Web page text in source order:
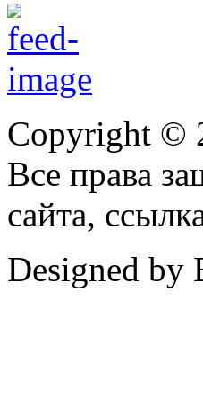
Copyright ©
Все права
сайта,
Designed by